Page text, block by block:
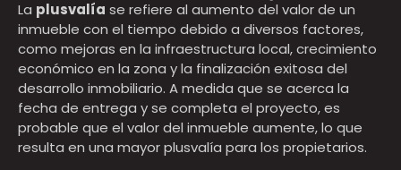
La plusvalía se refiere al aumento del valor de un
inmueble con el tiempo debido a diversos factores,
como mejoras en la infraestructura local, crecimiento
económico en la zona y la finalización exitosa del
desarrollo inmobiliario. A medida que se acerca la
fecha de entrega y se completa el proyecto, es
probable que el valor del inmueble aumente, lo que
resulta en una mayor plusvalía para los propietarios.